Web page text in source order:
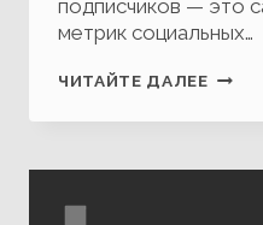
подписчиков — это
метрик социальных…
ЧИТАЙТЕ ДАЛЕЕ